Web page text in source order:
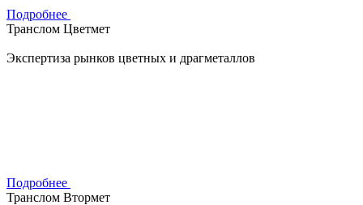
Подробнее
Транслом Цветмет
Экспертиза рынков цветных и драгметаллов
Подробнее
Транслом Втормет